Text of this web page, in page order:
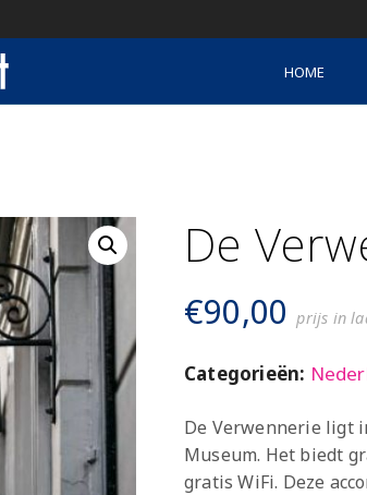
HOME
De
€90,00 prijs in
Categorieën:
De Verwennerie ligt
Museum. Het biedt
gratis WiFi. Deze